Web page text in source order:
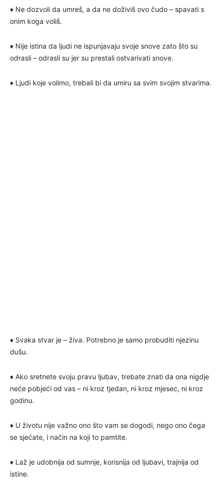
♦ Ne dozvoli da umreš, a da ne doživiš ovo čudo – spavati s
onim koga voliš.
♦ Nije istina da ljudi ne ispunjavaju svoje snove zato što su
odrasli – odrasli su jer su prestali ostvarivati snove.
♦ Ljudi koje volimo, trebali bi da umiru sa svim svojim stvarima.
♦ Svaka stvar je – živa. Potrebno je samo probuditi njezinu
dušu.
♦ Ako sretnete svoju pravu ljubav, trebate znati da ona nigdje
neće pobjeći od vas – ni kroz tjedan, ni kroz mjesec, ni kroz
godinu.
♦ U životu nije važno ono što vam se dogodi, nego ono čega
se sjećate, i način na koji to pamtite.
♦ Laž je udobnija od sumnje, korisnija od ljubavi, trajnija od
istine.